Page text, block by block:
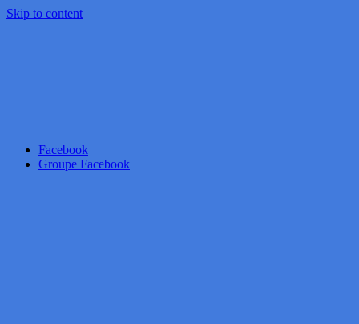
Skip to content
Facebook
Groupe Facebook